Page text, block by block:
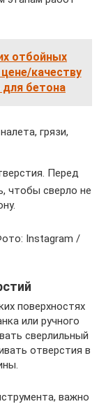
отбойных
качеству
бетона
грязи,
Перед
чтобы сверло не
Instagram /
поверхностях
или ручного
сверлильный
отверстия в
важно